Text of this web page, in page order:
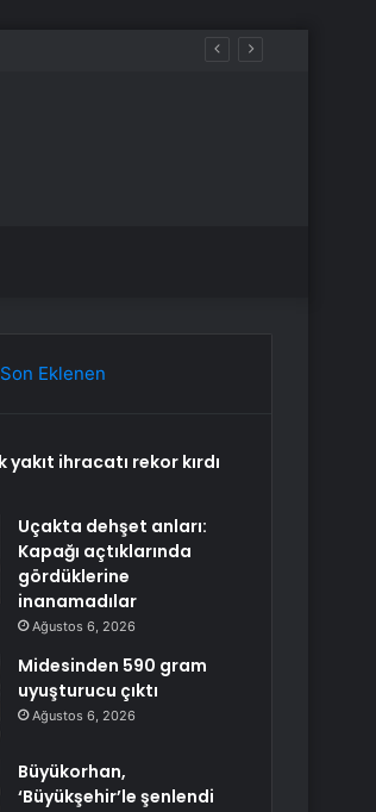
Son Eklenen
yakıt ihracatı rekor kırdı
Uçakta dehşet anları:
Kapağı açtıklarında
gördüklerine
inanamadılar
Ağustos 6, 2026
Midesinden 590 gram
uyuşturucu çıktı
Ağustos 6, 2026
Büyükorhan,
‘Büyükşehir’le şenlendi